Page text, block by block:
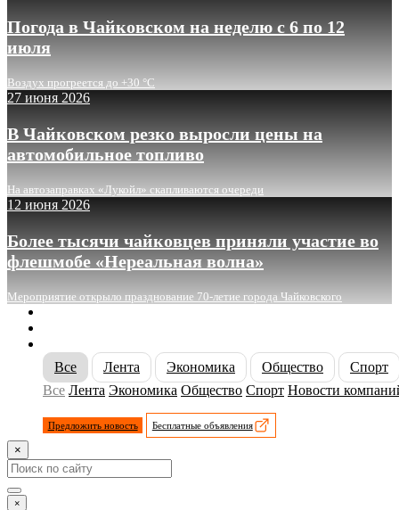
Погода в Чайковском на неделю с 6 по 12
июля
Воздух прогреется до +30 °C
27 июня 2026
В Чайковском резко выросли цены на
автомобильное топливо
На автозаправках «Лукойл» скапливаются очереди
12 июня 2026
Более тысячи чайковцев приняли участие во
флешмобе «Нереальная волна»
Мероприятие открыло празднование 70-летие города Чайковского
Все
Лента Экономика Общество
Спорт
Все Лента Экономика Общество Спорт Новости
Предложить новость Бесплатные объявления
×
×